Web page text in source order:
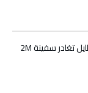
“المرأة الحديدية”.. سميرة سيطايل تغادر سفينة 2M